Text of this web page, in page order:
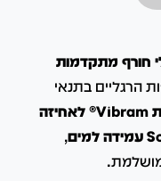
חורף מתקדמות
הרגליים בתנאי
סוליית Vibram® לאחיזה
,